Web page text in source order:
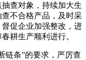
查对象，持续加大生
不合格产品，及时采
促企业加强整改，进
耕生产顺利进行。
条”的要求，严厉查